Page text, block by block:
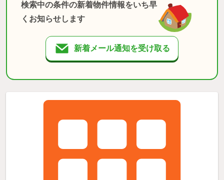
検索中の条件の新着物件情報をいち早
くお知らせします
新着メール通知を受け取る